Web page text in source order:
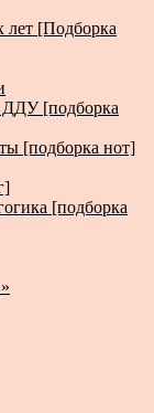
лет [Подборка
ДДУ [подборка
[подборка нот]
[подборка